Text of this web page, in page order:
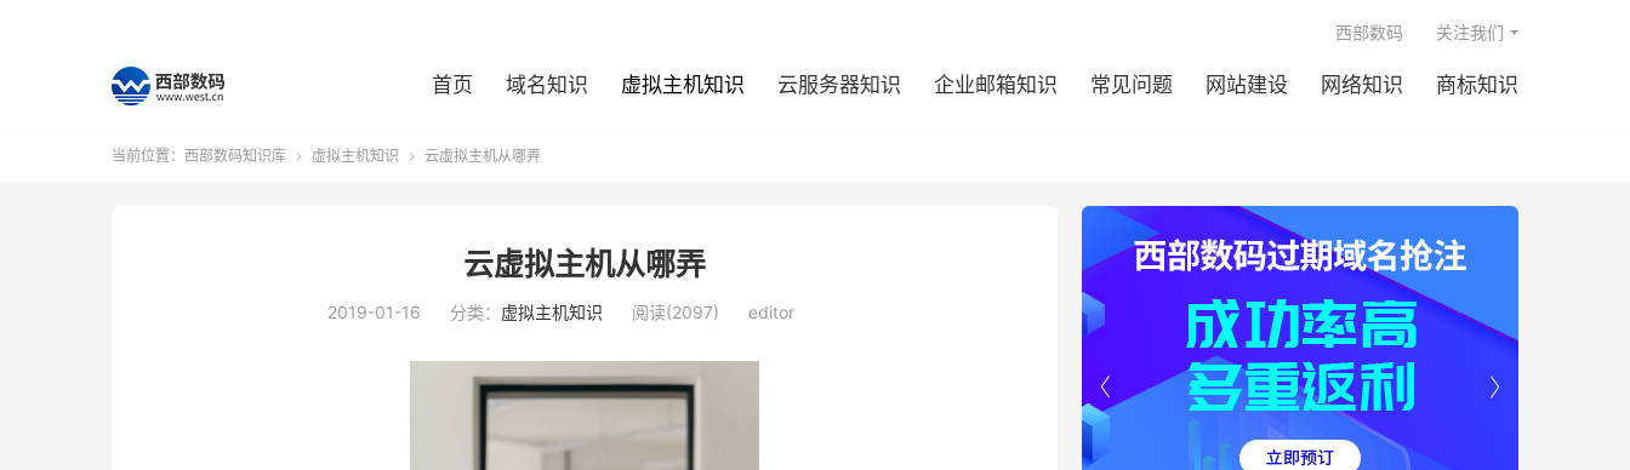
首页 域名知识 虚拟主机知识 云服务器知识 企业邮箱知识 常见问题 网站建设 网络知识 商标知识
西部数码 关注我们
当前位置： 西部数码知识库  虚拟主机知识  云虚拟主机从哪弄
云虚拟主机从哪弄
2019-01-16 分类： 虚拟主机知识 阅读(2097) editor

